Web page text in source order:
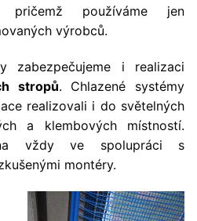
pričemž používáme jen
výrobců.
zabezpečujeme i realizaci
stropů. Chlazené systémy
realizovali i do světelných
a klembových místností.
vždy ve spolupráci s
montéry.